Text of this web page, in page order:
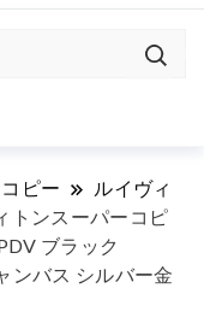
ピー
ルイヴィ
トンスーパーコピ
ブラック
ンバス シルバー金